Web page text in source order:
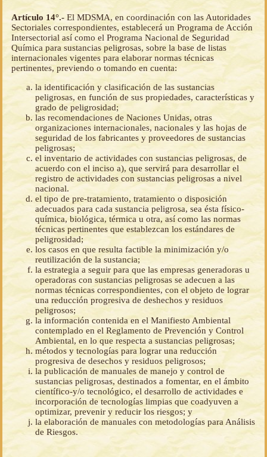
Artículo 14°.- El MDSMA, en coordinación con las Autoridades
Sectoriales correspondientes, establecerá un Programa de Acción
Intersectorial así como el Programa Nacional de Seguridad
Química para sustancias peligrosas, sobre la base de listas
internacionales vigentes para elaborar normas técnicas
pertinentes, previendo o tomando en cuenta:
la identificación y clasificación de las sustancias
peligrosas, en función de sus propiedades, características y
grado de peligrosidad;
las recomendaciones de Naciones Unidas, otras
organizaciones internacionales, nacionales y las hojas de
seguridad de los fabricantes y proveedores de sustancias
peligrosas;
el inventario de actividades con sustancias peligrosas, de
acuerdo con el inciso a), que servirá para desarrollar el
registro de actividades con sustancias peligrosas a nivel
nacional.
el tipo de pre-tratamiento, tratamiento o disposición
adecuados para cada sustancia peligrosa, sea ésta físico-
química, biológica, térmica u otra, así como las normas
técnicas pertinentes que establezcan los estándares de
peligrosidad;
los casos en que resulta factible la minimización y/o
reutilización de la sustancia;
la estrategia a seguir para que las empresas generadoras u
operadoras con sustancias peligrosas se adecuen a las
normas técnicas correspondientes, con el objeto de lograr
una reducción progresiva de deshechos y residuos
peligrosos;
la información contenida en el Manifiesto Ambiental
contemplado en el Reglamento de Prevención y Control
Ambiental, en lo que respecta a sustancias peligrosas;
métodos y tecnologías para lograr una reducción
progresiva de desechos y residuos peligrosos;
la publicación de manuales de manejo y control de
sustancias peligrosas, destinados a fomentar, en el ámbito
científico-y/o tecnológico, el desarrollo de actividades e
incorporación de tecnologías limpias que coadyuven a
optimizar, prevenir y reducir los riesgos; y
la elaboración de manuales con metodologías para Análisis
de Riesgos.